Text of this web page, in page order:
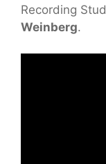
Recording
Weinberg.